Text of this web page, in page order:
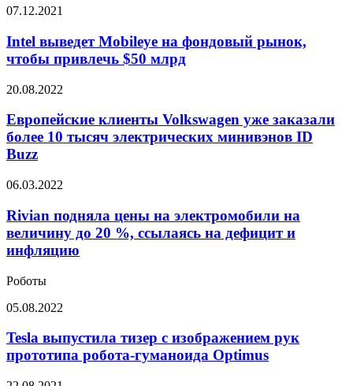
Intel
Mobileye
на
фондовый
чтобы
$50
млрд
07.12.2021
Intel выведет Mobileye на фондовый рынок,
чтобы привлечь $50 млрд
Европейские
Volkswagen
уже
заказали
более
тысяч
минивэнов
ID
Buzz
20.08.2022
Европейские клиенты Volkswagen уже заказали
более 10 тысяч электрических минивэнов ID
Buzz
Rivian
цены
на
электромобили
на
до
%,
на
дефицит
инфляцию
06.03.2022
Rivian подняла цены на электромобили на
величину до 20 %, ссылаясь на дефицит и
инфляцию
Роботы
Tesla
тизер
изображением
05.08.2022
Tesla выпустила тизер с изображением рук
прототипа робота-гуманоида Optimus